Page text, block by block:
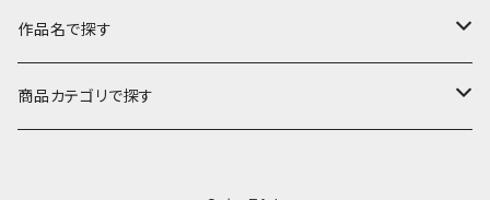
作品名で探す
ア行
商品カテゴリで探す